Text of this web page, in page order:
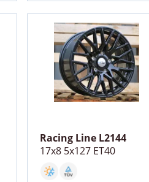
Racing Line L2144
17x8 5x127 ET40